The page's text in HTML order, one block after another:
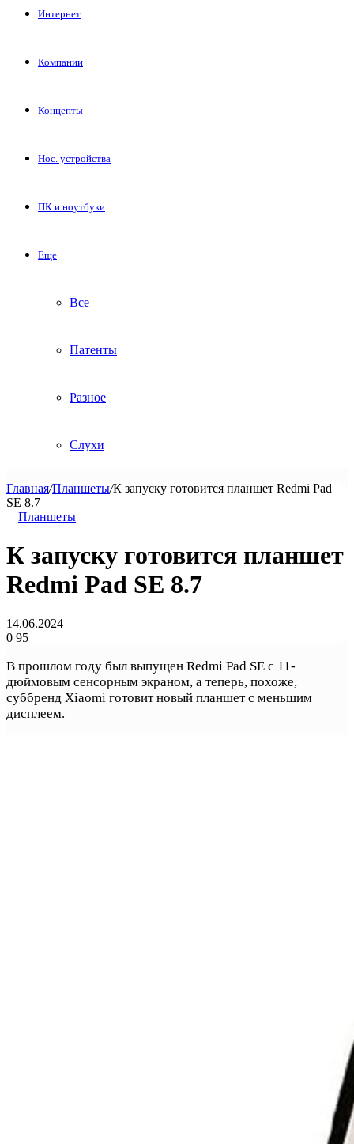
Интернет
Компании
Концепты
Нос. устройства
ПК и ноутбуки
Еще
Все
Патенты
Разное
Слухи
Главная/Планшеты/К запуску готовится планшет Redmi Pad
SE 8.7
Планшеты
К запуску готовится планшет
Redmi Pad SE 8.7
14.06.2024
0 95
В прошлом году был выпущен Redmi Pad SE с 11-
дюймовым сенсорным экраном, а теперь, похоже,
суббренд Xiaomi готовит новый планшет с меньшим
дисплеем.